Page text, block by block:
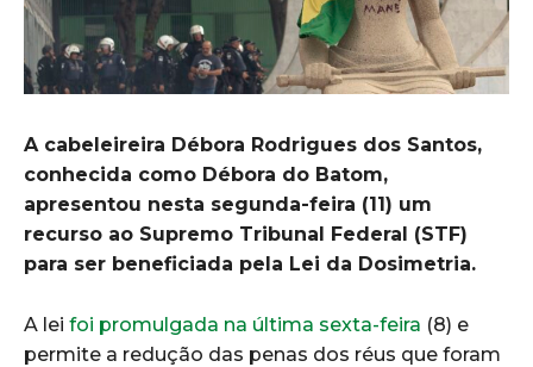
A cabeleireira Débora Rodrigues dos Santos,
conhecida como Débora do Batom,
apresentou nesta segunda-feira (11) um
recurso ao Supremo Tribunal Federal (STF)
para ser beneficiada pela Lei da Dosimetria.
A lei foi promulgada na última sexta-feira (8) e
permite a redução das penas dos réus que foram